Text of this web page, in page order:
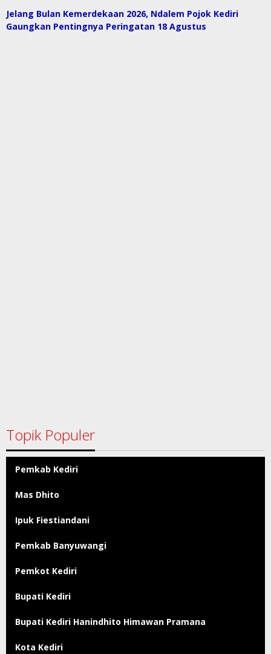
Jelang Bulan Kemerdekaan 2026, Ndalem Pojok Kediri
Gaungkan Pentingnya Peringatan 18 Agustus
Topik Populer
Pemkab Kediri
Mas Dhito
Ipuk Fiestiandani
Pemkab Banyuwangi
Pemkot Kediri
Bupati Kediri
Bupati Kediri Hanindhito Himawan Pramana
Kota Kediri